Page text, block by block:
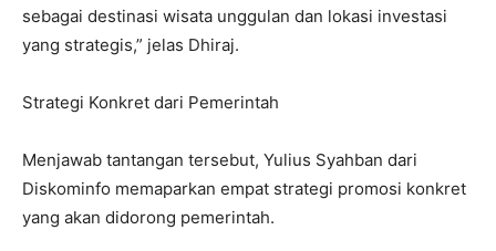
sebagai destinasi wisata unggulan dan lokasi investasi
yang strategis,” jelas Dhiraj.
​Strategi Konkret dari Pemerintah
​Menjawab tantangan tersebut, Yulius Syahban dari
Diskominfo memaparkan empat strategi promosi konkret
yang akan didorong pemerintah.